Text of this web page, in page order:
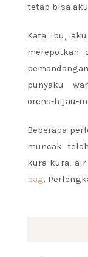
tetap bisa
Kata Ibu,
punyaku
orens-hijau-
Beberapa
muncak
kura-kura,
bag.